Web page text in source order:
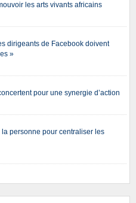
les arts vivants africains
dirigeants de Facebook doivent
»
pour une synergie d’action
personne pour centraliser les